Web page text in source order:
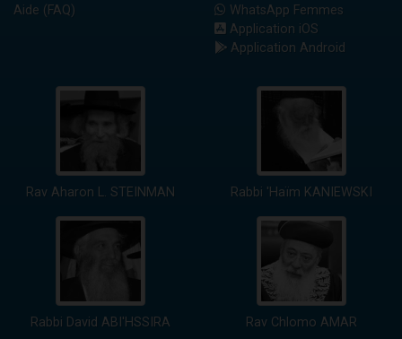
Aide (FAQ)
WhatsApp Femmes
Application iOS
Application Android
Rav Aharon L. STEINMAN Rabbi 'Haïm KANIEWSKI
Rabbi David ABI'HSSIRA Rav Chlomo AMAR